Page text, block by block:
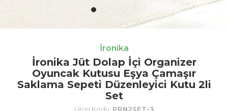
İronika
İronika Jüt Dolap İçi Organizer
Oyuncak Kutusu Eşya Çamaşır
Saklama Sepeti Düzenleyici Kutu 2li
Set
Ürün Kodu: PRN2SET-3